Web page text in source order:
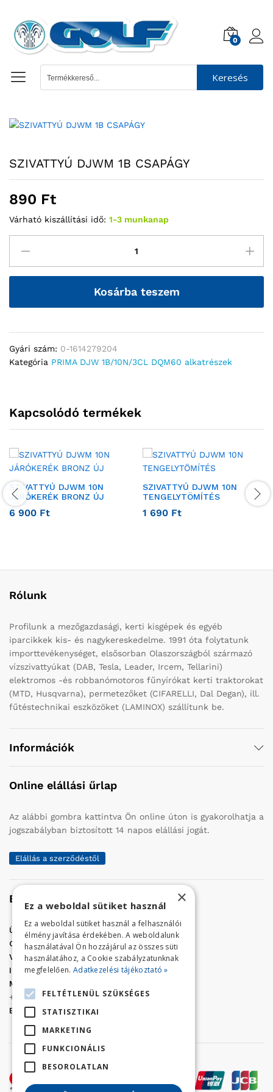
0
Keresés
SZIVATTYÚ DJWM 1B CSAPÁGY
890 Ft
Várható kiszállítási idő: 1-3 munkanap
Kosárba teszem
Gyári szám: 0-1614279204
Kategória PRIMA DJW 1B/10N/3CL DQM60 alkatrészek
Kapcsolódó termékek
SZIVATTYÚ DJWM 10N
JÁRÓKERÉK BRONZ ÚJ
6 900 Ft
SZIVATTYÚ DJWM 10N
TENGELYTÖMÍTÉS
1 690 Ft
Rólunk
Profilunk a mezőgazdasági, kerti kisgépek és egyéb
iparcikkek kis- és nagykereskedelme. 1991 óta folytatunk
importtevékenységet, elsősorban Olaszországból származó
vízszivattyúkat (DAB, Tesla, Leader, Ircem, Tellarini)
elektromos -és robbanómotoros fűnyírókat kerti traktorokat
(MTD, Husqvarna), permetezőket (CIFARELLI, Dal Degan), ill.
fűtéstechnikai eszközöket (LAMINOX) szállítunk be.
Információk
Online elállási űrlap
Az alábbi gombra kattintva Ön online úton is gyakorolhatja a
jogszabályban biztosított 14 napos elállási jogát.
Elállás a szerződéstől
Elérhetőség
Üzletünk címe:
Szolnok, Vércse út 17.
Golf Center Áruház:06 (56) 423-324
VÁR-Kert Áruház: 06 (56) 429-771
Iroda:06 (56) 421-857
Megrendelés, termék információ:
+36 (70) 938-3356
E-mail:
golfaruhaz@gmail.com
×
Ez a weboldal sütiket használ
Ez a weboldal sütiket használ a felhasználói
élmény javítása érdekében. A weboldalunk
használatával Ön hozzájárul az összes süti
használatához, a Cookie szabályzatunknak
megfelelően. Adatkezelési tájékoztató »
FELTÉTLENÜL SZÜKSÉGES
STATISZTIKAI
MARKETING
FUNKCIONÁLIS
BESOROLATLAN